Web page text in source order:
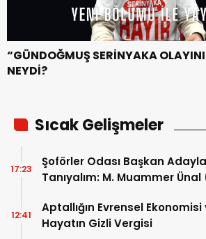
“GÜNDOĞMUŞ SERİNYAKA
NEYDİ?
Sıcak Gelişmeler
Şoförler Odası Başkan
Tanıyalım: M. Muammer Ünal
17:23
Aptallığın Evrensel
Hayatın Gizli Vergisi
12:41